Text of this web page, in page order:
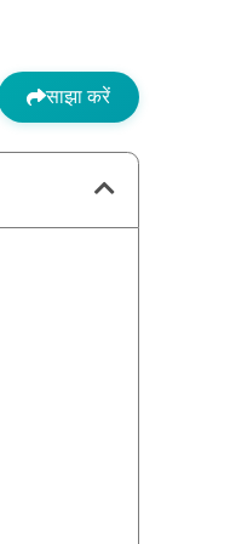
साझा करें